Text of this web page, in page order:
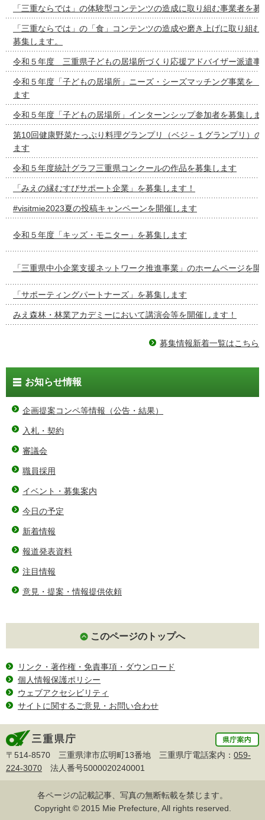
「三重ならでは」の体験型コンテンツの造成に取り組む事業者を募
「三重ならでは」の「食」コンテンツの造成や磨き上げに取り組
募集します。
令和５年度 三重県子どもの居場所づくり応援アドバイザー派遣事
令和５年度「子どもの居場所」ニーズ・シーズマッチング
ます
令和５年度「子どもの居場所」インターンシップ参加者を募集しま
第10回健康野菜たっぷり料理グランプリ（ベジ－１グランプリ）
ます
令和５年度統計グラフ三重県コンクールの作品を募集します
「みえの縁むすびサポート企業」を募集します！
#visitmie2023夏の投稿キャンペーンを開催します
令和５年度「キッズ・モニター」を募集します
「三重県中小企業支援ネットワーク推進事業」のホームページを開
「サポーティングパートナーズ」を募集します
みえ森林・林業アカデミーにおいて講演会等を開催します！
募集情報新着一覧はこちら
お知らせ情報
企画提案コンペ等情報（公告・結果）
入札・契約
審議会
職員採用
イベント・募集案内
今日の予定
新着情報
報道発表資料
注目情報
意見・提案・情報提供依頼
このページのトップへ
リンク・著作権・免責事項・ダウンロード
個人情報保護ポリシー
ウェブアクセシビリティ
サイトに関するご意見・お問い合わせ
〒514-8570 三重県津市広明町13番地 三重県庁電話案内： 059-
224-3070 法人番号5000020240001
各ページの記載記事、写真の無断転載を禁じます。
Copyright © 2015 Mie Prefecture, All rights reserved.